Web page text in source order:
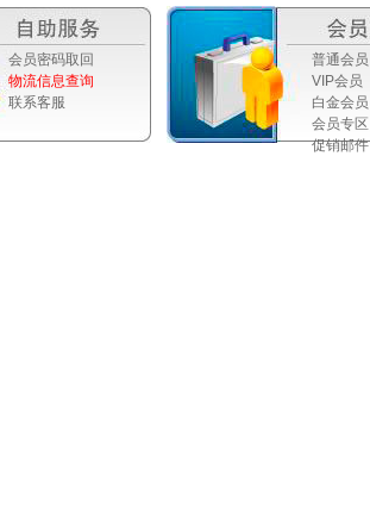
会员密码取回
物流信息查询
联系客服
普通会员
VIP会员
白金会员
会员专区
促销邮件